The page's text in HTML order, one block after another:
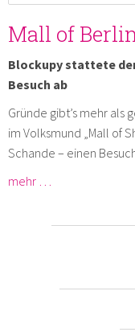
Mall of
Blockupy stattete
Besuch ab
Gründe gibt’s mehr als
im Volksmund „Mall of
Schande – einen
mehr …